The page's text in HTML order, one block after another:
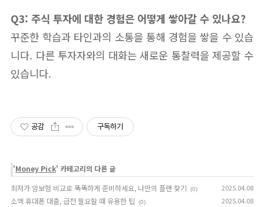
Q3: 주식 투자에 대한 경험은 어떻게 쌓아갈 수 있나요?
꾸준한 학습과 타인과의 소통을 통해 경험을 쌓을 수 있습
니다. 다른 투자자와의 대화는 새로운 통찰력을 제공할 수
있습니다.
공감 구독하기
'Money Pick' 카테고리의 다른 글
최저가 암보험 비교로 똑똑하게 준비하세요, 나만의 플랜 찾기
(0) 2025.04.08
소액 휴대폰 대출, 급전 필요할 때 유용한 팁 (0) 2025.04.08